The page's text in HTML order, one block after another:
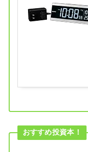
おすすめ投資本！